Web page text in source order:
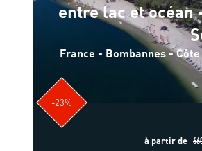
entre lac et océan
France - Bombannes -
-23%
à partir de